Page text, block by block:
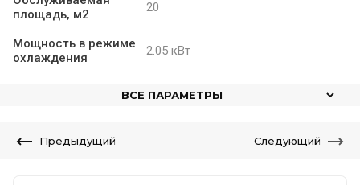
площадь, м2
20
Мощность в режиме
охлаждения
2.05 кВт
ВСЕ ПАРАМЕТРЫ
Предыдущий Следующий